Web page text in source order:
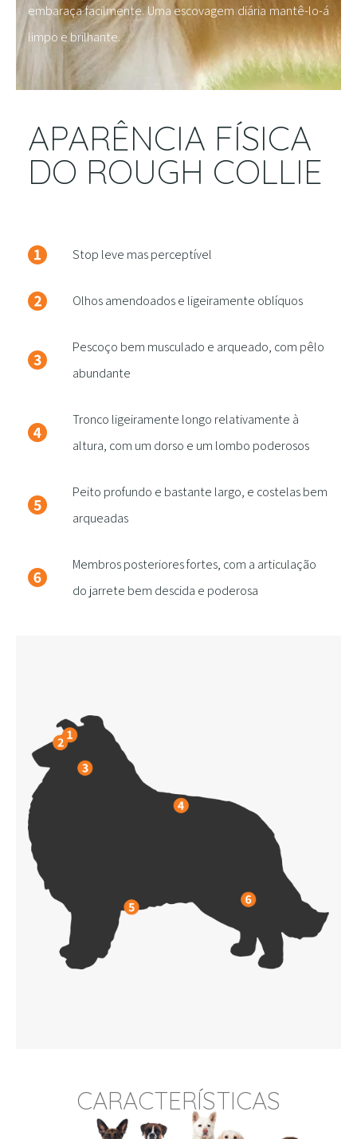
embaraça facilmente. Uma escovagem diária mantê-lo-á
limpo e brilhante.
APARÊNCIA FÍSICA
DO ROUGH COLLIE
Stop leve mas perceptível
Olhos amendoados e ligeiramente oblíquos
Pescoço bem musculado e arqueado, com pêlo
abundante
Tronco ligeiramente longo relativamente à
altura, com um dorso e um lombo poderosos
Peito profundo e bastante largo, e costelas bem
arqueadas
Membros posteriores fortes, com a articulação
do jarrete bem descida e poderosa
CARACTERÍSTICAS